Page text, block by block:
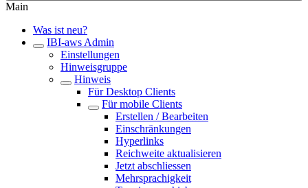
Main
Was ist neu?
IBI-aws Admin
Einstellungen
Hinweisgruppe
Hinweis
Für Desktop Clients
Für mobile Clients
Erstellen / Bearbeiten
Einschränkungen
Hyperlinks
Reichweite aktualisieren
Jetzt abschliessen
Mehrsprachigkeit